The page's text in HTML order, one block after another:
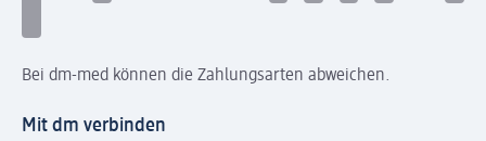
Bei dm-med können die Zahlungsarten abweichen.
Mit dm verbinden